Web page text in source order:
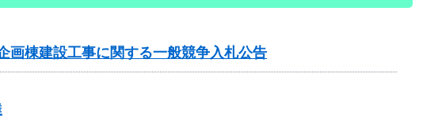
画棟建設工事に関する一般競争入札公告